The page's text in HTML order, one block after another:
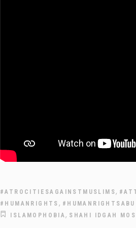
#ATROCITIESAGAINSTMUSLIMS,
#HUMANRIGHTS ,
ISLAMOPHOBIA , SHAHI IDGAH